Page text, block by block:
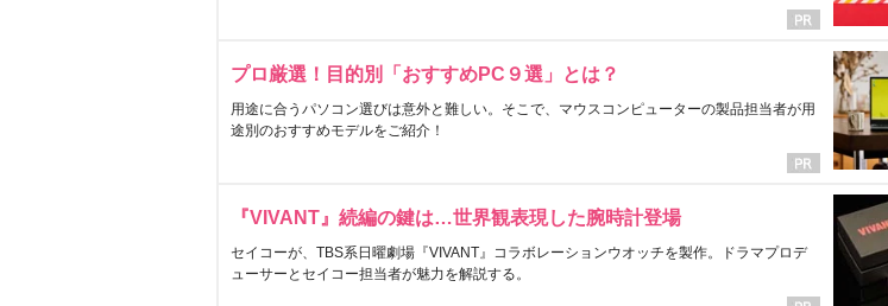
プロ厳選！目的別「おすすめPC９選」とは？
用途に合うパソコン選びは意外と難しい。そこで、マウスコンピューターの製品担当者が用
途別のおすすめモデルをご紹介！
『VIVANT』続編の鍵は…世界観表現した腕時計登場
セイコーが、TBS系日曜劇場『VIVANT』コラボレーションウオッチを製作。ドラマプロデ
ューサーとセイコー担当者が魅力を解説する。